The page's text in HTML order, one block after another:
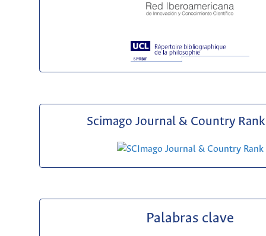
Scimago Journal & Country Rank
Palabras clave